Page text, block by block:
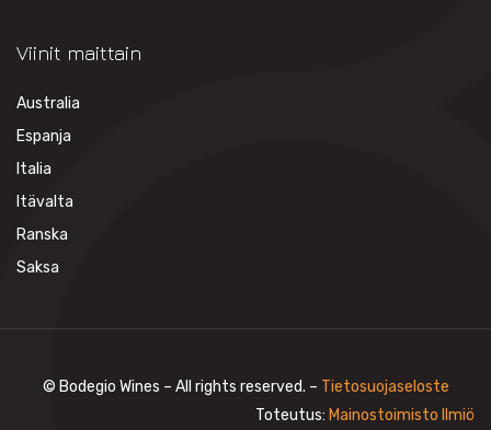
Viinit maittain
Australia
Espanja
Italia
Itävalta
Ranska
Saksa
© Bodegio Wines – All rights reserved. – Tietosuojaseloste
Toteutus: Mainostoimisto Ilmiö